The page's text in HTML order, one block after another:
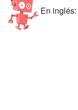
En inglés: